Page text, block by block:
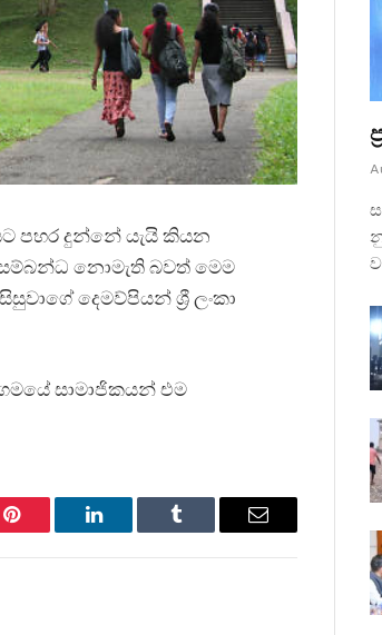
පහර දුන්නේ යැයි කියන
සම්බන්ධ නොමැති බවත් මෙම
දෙමව්පියන් ශ්‍රී ලංකා
සාමාජිකයන් එම
Pinterest LinkedIn Tumblr Email